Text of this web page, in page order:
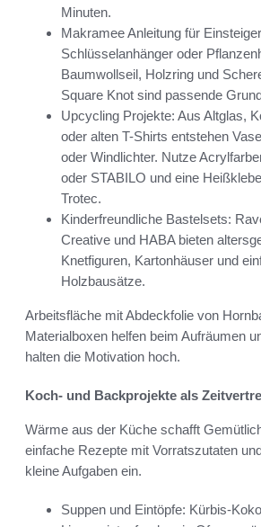
Minuten.
Makramee Anleitung für
Schlüsselanhänger oder
Baumwollseil, Holzring und
Square Knot sind passende
Upcycling Projekte: Aus Altglas,
oder alten T-Shirts entstehen
oder Windlichter. Nutze
oder STABILO und eine
Trotec.
Kinderfreundliche Bastelsets:
Creative und HABA bieten
Knetfiguren, Kartonhäuser und
Holzbausätze.
Arbeitsfläche mit Abdeckfolie von
Materialboxen helfen beim Aufräumen
halten die Motivation hoch.
Koch- und Backprojekte als
Wärme aus der Küche schafft
einfache Rezepte mit Vorratszutaten
kleine Aufgaben ein.
Suppen und Eintöpfe: Kürbis-